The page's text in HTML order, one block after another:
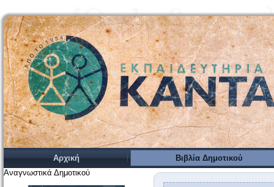
Αρχική
Βιβλία Δημοτικού
Αναγνωστικά Δημοτικού